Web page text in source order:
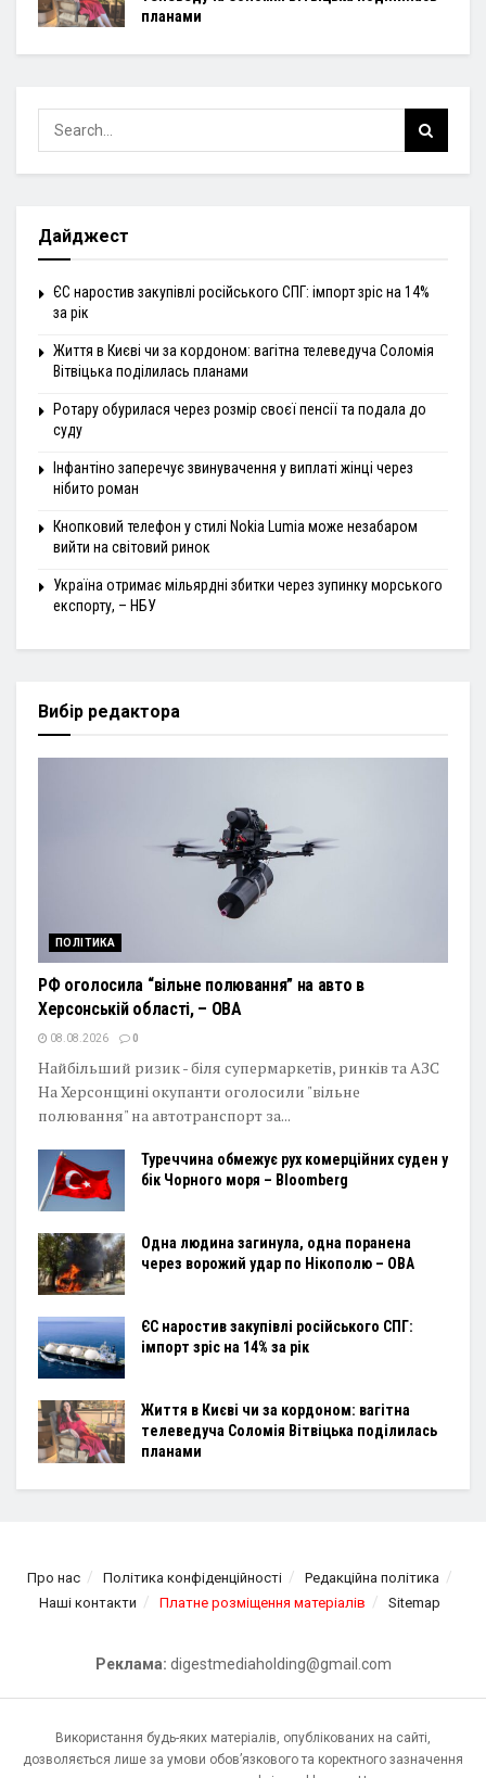
планами
Дайджест
ЄС наростив закупівлі російського СПГ: імпорт зріс на 14%
за рік
Життя в Києві чи за кордоном: вагітна телеведуча Соломія
Вітвіцька поділилась планами
Ротару обурилася через розмір своєї пенсії та подала до
суду
Інфантіно заперечує звинувачення у виплаті жінці через
нібито роман
Кнопковий телефон у стилі Nokia Lumia може незабаром
вийти на світовий ринок
Україна отримає мільярдні збитки через зупинку морського
експорту, – НБУ
Вибір редактора
ПОЛІТИКА
РФ оголосила “вільне полювання” на авто в
Херсонській області, – ОВА
08.08.2026 0
Найбільший ризик - біля супермаркетів, ринків та АЗС
На Херсонщині окупанти оголосили "вільне
полювання" на автотранспорт за...
Туреччина обмежує рух комерційних суден у
бік Чорного моря – Bloomberg
Одна людина загинула, одна поранена
через ворожий удар по Нікополю – ОВА
ЄС наростив закупівлі російського СПГ:
імпорт зріс на 14% за рік
Життя в Києві чи за кордоном: вагітна
телеведуча Соломія Вітвіцька поділилась
планами
Про нас Політика конфіденційності
Редакційна політика
Наші контакти
Платне розміщення матеріалів Sitemap
Реклама: digestmediaholding@gmail.com
Використання будь-яких матеріалів, опублікованих на сайті,
дозволяється лише за умови обов’язкового та коректного зазначення